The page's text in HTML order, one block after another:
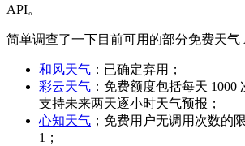
API。
简单调查了一下目前可用的部分免费天气
和风天气 ：已确定弃用；
彩云天气 ：免费额度包括每天 1000
支持未来两天逐小时天气预报；
心知天气 ；免费用户无调用次数的
1；